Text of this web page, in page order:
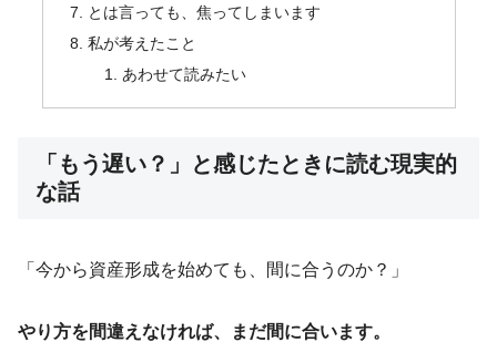
とは言っても、焦ってしまいます
私が考えたこと
あわせて読みたい
「もう遅い？」と感じたときに読む現実的
な話
「今から資産形成を始めても、間に合うのか？」
やり方を間違えなければ、まだ間に合います。